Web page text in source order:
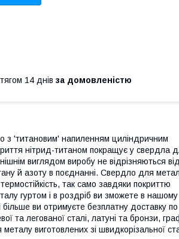
14 днів за домовленістю
'титановим' напиленням циліндричним
нітрид-титаном покращує у свердла
виглядом виробу не відрізняються від
й азоту в поєднанні. Свердло для
так само завдяки покриттю
гуртом і в роздріб ви зможете в нашому
ви отримуєте безплатну доставку по
та легованої сталі, латуні та бронзи,
виготовлених зі швидкорізальної